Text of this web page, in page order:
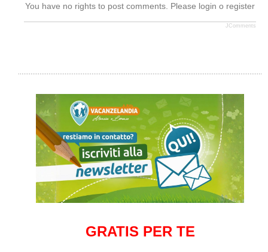
You have no rights to post comments. Please login o register
JComments
GRATIS PER TE